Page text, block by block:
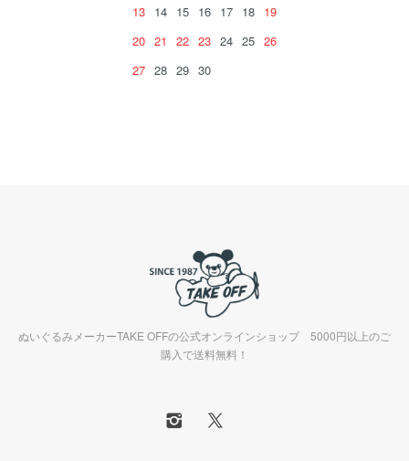
13 14 15 16 17 18 19
20 21 22 23 24 25 26
27 28 29 30
ぬいぐるみメーカーTAKE OFFの公式オンラインショップ 5000円以上のご
購入で送料無料！